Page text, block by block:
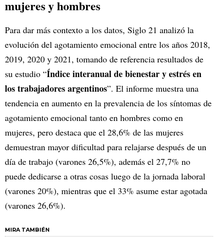
mujeres y hombres
Para dar más contexto a los datos, Siglo 21 analizó la
evolución del agotamiento emocional entre los años 2018,
2019, 2020 y 2021, tomando de referencia resultados de
su estudio “Índice interanual de bienestar y estrés en
los trabajadores argentinos”. El informe muestra una
tendencia en aumento en la prevalencia de los síntomas de
agotamiento emocional tanto en hombres como en
mujeres, pero destaca que el 28,6% de las mujeres
demuestran mayor dificultad para relajarse después de un
día de trabajo (varones 26,5%), además el 27,7% no
puede dedicarse a otras cosas luego de la jornada laboral
(varones 20%), mientras que el 33% asume estar agotada
(varones 26,6%).
MIRA TAMBIÉN